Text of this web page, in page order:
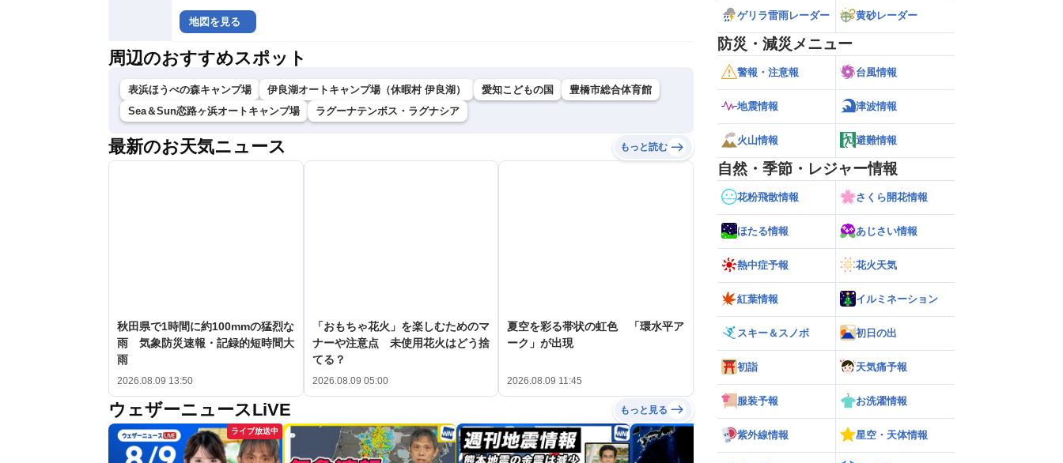
地図を見る
周辺のおすすめスポット
表浜ほうべの森キャンプ場 伊良湖オートキャンプ場（休暇村 伊良湖） 愛知こどもの国
豊橋市総合体育館
Sea＆Sun恋路ヶ浜オートキャンプ場
ラグーナテンボス・ラグナシア
最新のお天気ニュース もっと読む
秋田県で1時間に約100mmの猛烈な
雨 気象防災速報・記録的短時間大
雨
2026.08.09 13:50
「おもちゃ花火」を楽しむためのマ
ナーや注意点 未使用花火はどう捨
てる？
2026.08.09 05:00
夏空を彩る帯状の虹色 「環水平ア
ーク」が出現
2026.08.09 11:45
ウェザーニュースLiVE もっと見る
ライブ放送中
ゲリラ雷雨レーダー 黄砂レーダー
防災・減災メニュー
警報・注意報 台風情報
地震情報 津波情報
火山情報 避難情報
自然・季節・レジャー情報
花粉飛散情報 さくら開花情報
ほたる情報 あじさい情報
熱中症予報 花火天気
紅葉情報 イルミネーション
スキー＆スノボ 初日の出
初詣 天気痛予報
服装予報 お洗濯情報
紫外線情報 星空・天体情報